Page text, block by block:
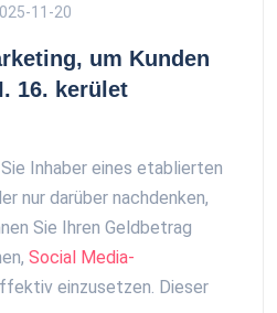
11-20
um Kunden
16. kerület
Inhaber eines etablierten
nur darüber nachdenken,
Sie Ihren Geldbetrag
Social Media-
einzusetzen. Dieser